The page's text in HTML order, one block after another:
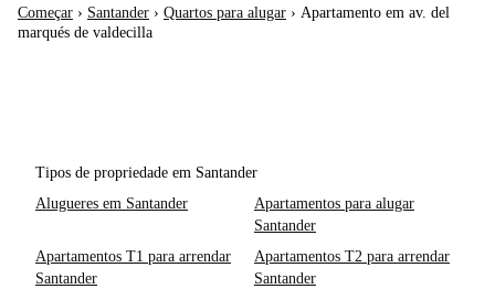
Começar › Santander › Quartos para alugar › Apartamento em av. del
marqués de valdecilla
Tipos de propriedade em Santander
Alugueres em Santander
Apartamentos para alugar
Santander
Apartamentos T1 para arrendar
Santander
Apartamentos T2 para arrendar
Santander